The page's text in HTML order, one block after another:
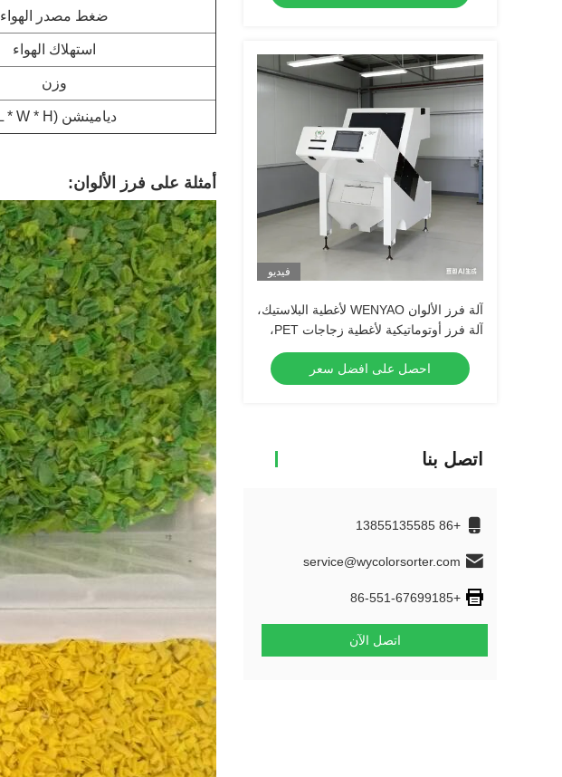
فيديو
آلة فرز الألوان WENYAO لأغطية البلاستيك،
آلة فرز أوتوماتيكية لأغطية زجاجات PET،
آلة فرز ألوان بلاستيكية متعددة الوظائف
احصل على افضل سعر
اتصل بنا
+86 13855135585
service@wycolorsorter.com
+86-551-67699185
اتصل الآن
ضغط مصدر الهواء
استهلاك الهواء
وزن
ديامينشن (L * W * H)
أمثلة على فرز الألوان: